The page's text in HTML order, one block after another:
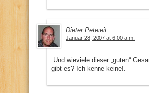
Dieter Petereit
Januar 28, 2007 at 6:00 a.m.
.Und wieviele dieser „guten“
gibt es? Ich kenne keine!.